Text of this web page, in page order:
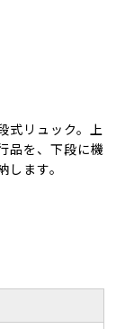
式リュック。上
品を、下段に機
します。